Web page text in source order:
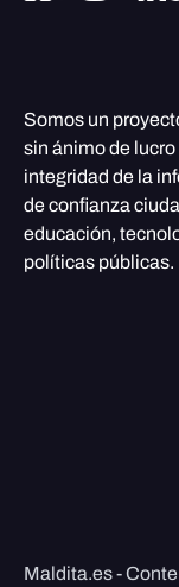
Somos un
sin ánimo de
integridad de la
de confianza
educación,
políticas públicas.
Maldita.es -